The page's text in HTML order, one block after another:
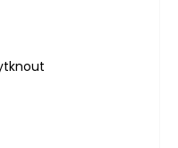
je 5 z 5 hvězdiček.